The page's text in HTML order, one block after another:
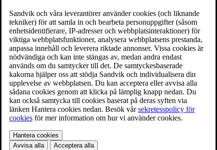
Sandvik och våra leverantörer använder cookies (och liknande
tekniker) för att samla in och bearbeta personuppgifter (såsom
enhetsidentifierare, IP-adresser och webbplatsinteraktioner) för
viktiga webbplatsfunktioner, analysera webbplatsens prestanda,
anpassa innehåll och leverera riktade annonser. Vissa cookies är
nödvändiga och kan inte stängas av, medan andra endast
används om du samtycker till det. De samtyckesbaserade
kakorna hjälper oss att stödja Sandvik och individualisera din
upplevelse av webbplatsen. Du kan acceptera eller avvisa alla
sådana cookies genom att klicka på lämplig knapp nedan. Du
kan också samtycka till cookies baserat på deras syften via
länken Hantera cookies nedan. Besök vårsekretesspolicy för
cookies för mer information om hur vi använder cookies.
Hantera cookies
Avvisa alla
Acceptera alla